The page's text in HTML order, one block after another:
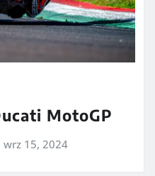
MotoGP
wrz 15, 2024